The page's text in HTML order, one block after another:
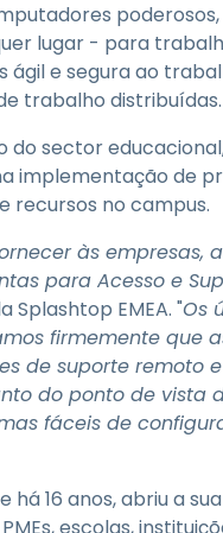
lugar - para
e segura ao
trabalho distribuídas.
do sector
implementação de
recursos no campus.
às empresas,
para Acesso e
Splashtop EMEA. "Os
firmemente que
de suporte remoto
do ponto de vista
fáceis de
16 anos, abriu a